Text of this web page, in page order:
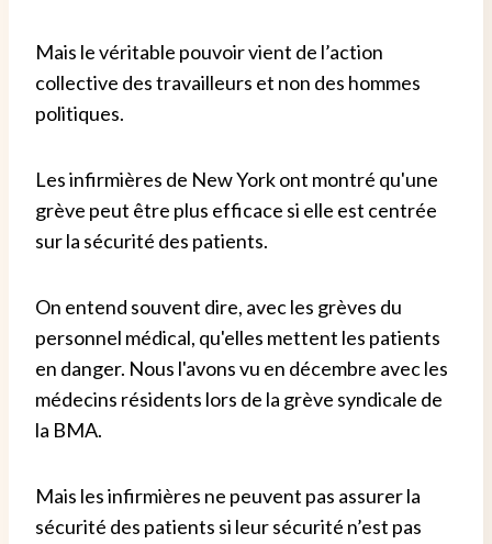
Mais le véritable pouvoir vient de l’action
collective des travailleurs et non des hommes
politiques.
Les infirmières de New York ont ​​montré qu'une
grève peut être plus efficace si elle est centrée
sur la sécurité des patients.
On entend souvent dire, avec les grèves du
personnel médical, qu'elles mettent les patients
en danger. Nous l'avons vu en décembre avec les
médecins résidents lors de la grève syndicale de
la BMA.
Mais les infirmières ne peuvent pas assurer la
sécurité des patients si leur sécurité n’est pas